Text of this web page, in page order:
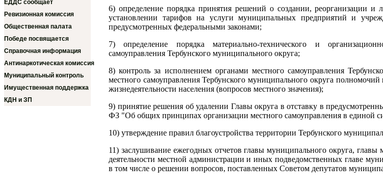
ЕДДС сообщает
Ревизионная комиссия
Общественная палата
Победе посвящается
Справочная информация
Антинаркотическая комиссия
Муниципальный контроль
Имущественная поддержка
КДН и ЗП
6) определение порядка принятия решений о создании, реорганизации
установлении тарифов на услуги муниципальных предприятий и
предусмотренных федеральными законами;
7) определение порядка материально-технического и
самоуправления Тербунского муниципального округа;
8) контроль за исполнением органами местного самоуправления
местного самоуправления Тербунского муниципального округа
жизнедеятельности населения (вопросов местного значения);
9) принятие решения об удалении Главы округа в отставку в
ФЗ "Об общих принципах организации местного самоуправления в единой
10) утверждение правил благоустройства территории Тербунского
11) заслушивание ежегодных отчетов главы муниципального округа, главы
деятельности местной администрации и иных подведомственных главе
в том числе о решении вопросов, поставленных Советом депутатов